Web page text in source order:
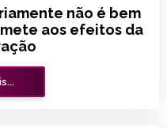
não é bem
aos efeitos da